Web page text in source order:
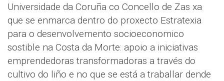
Universidade da Coruña co Concello de Zas xa
que se enmarca dentro do proxecto Estratexia
para o desenvolvemento socioeconomico
sostible na Costa da Morte: apoio a iniciativas
emprendedoras transformadoras a través do
cultivo do liño e no que se está a traballar dende